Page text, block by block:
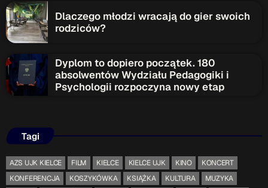
Dlaczego młodzi wracają do gier swoich
rodziców?
Dyplom to dopiero początek. 180
absolwentów Wydziału Pedagogiki i
Psychologii rozpoczyna nowy etap
Tagi
AZS UJK KIELCE FILM KIELCE KIELCE UJK KINO
KONCERT
KONFERENCJA
KOSZYKÓWKA KSIĄŻKA KULTURA
MUZYKA